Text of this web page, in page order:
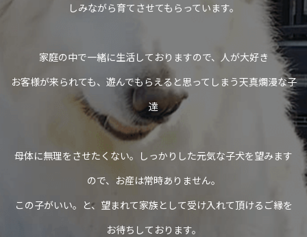
しみながら育てさせてもらっています。
家庭の中で一緒に生活しておりますので、人が大好き
お客様が来られても、遊んでもらえると思ってしまう天真爛漫な子
達
母体に無理をさせたくない。しっかりした元気な子犬を望みます
ので、お産は常時ありません。
この子がいい。と、望まれて家族として受け入れて頂けるご縁を
お待ちしております。